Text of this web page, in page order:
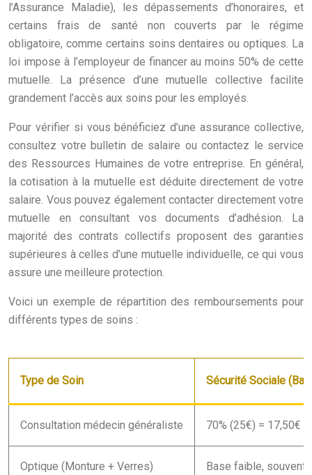
l’Assurance Maladie), les dépassements d’honoraires, et
certains frais de santé non couverts par le régime
obligatoire, comme certains soins dentaires ou optiques. La
loi impose à l’employeur de financer au moins 50% de cette
mutuelle. La présence d’une mutuelle collective facilite
grandement l’accès aux soins pour les employés.
Pour vérifier si vous bénéficiez d’une assurance collective,
consultez votre bulletin de salaire ou contactez le service
des Ressources Humaines de votre entreprise. En général,
la cotisation à la mutuelle est déduite directement de votre
salaire. Vous pouvez également contacter directement votre
mutuelle en consultant vos documents d’adhésion. La
majorité des contrats collectifs proposent des garanties
supérieures à celles d’une mutuelle individuelle, ce qui vous
assure une meilleure protection.
Voici un exemple de répartition des remboursements pour
différents types de soins :
Type de Soin Sécurité Sociale
Consultation médecin généraliste 70% (25€) = 17,50€
Optique (Monture + Verres) Base faible, souvent